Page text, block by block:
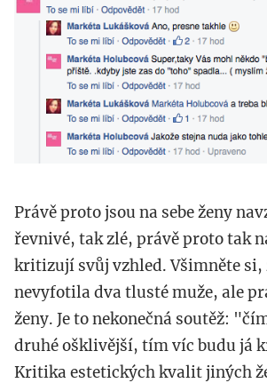
02-
24_v_12.08.13_0.png
Právě proto jsou na sebe ženy
řevnivé, tak zlé, právě proto tak
kritizují svůj vzhled. Všimněte si,
nevyfotila dva tlusté muže, ale
ženy. Je to nekonečná soutěž:
druhé ošklivější, tím víc budu já
Kritika estetických kvalit jiných